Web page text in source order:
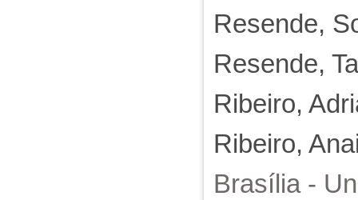
Resende,
Resende,
Ribeiro,
Ribeiro,
Brasília -